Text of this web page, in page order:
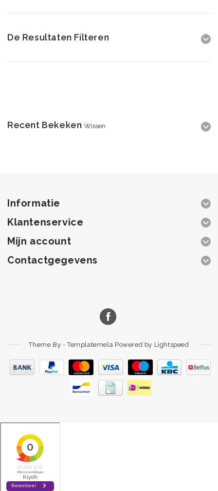
De Resultaten Filteren
Recent Bekeken Wissen
Informatie
Klantenservice
Mijn account
Contactgegevens
Theme By -Templatemela Powered by Lightspeed